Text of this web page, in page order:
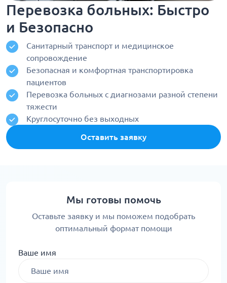
Перевозка больных: Быстро
и Безопасно
Санитарный транспорт и медицинское
сопровождение
Безопасная и комфортная транспортировка
пациентов
Перевозка больных с диагнозами разной степени
тяжести
Круглосуточно без выходных
Оставить заявку
Мы готовы помочь
Оставьте заявку и мы поможем подобрать
оптимальный формат помощи
Ваше имя